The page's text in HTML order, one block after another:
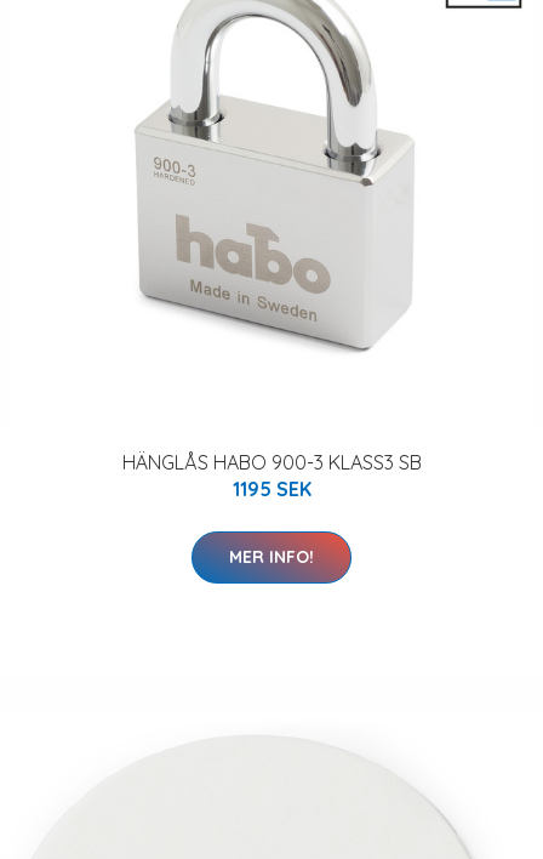
HÄNGLÅS HABO 900-3 KLASS3 SB
1195 SEK
MER INFO!